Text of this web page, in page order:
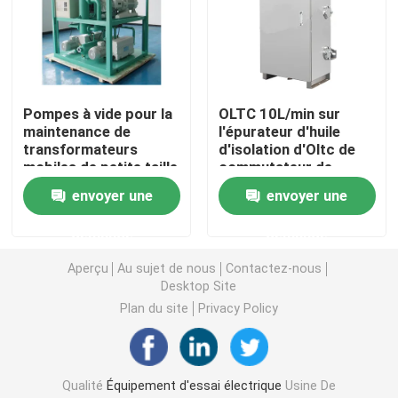
Équipement d'essai d'huile
équipement de test à haute tension
Équipement d'essai des transformateurs
équipement d'essai de câble
Équipement d'essai de batterie
Caméra d'inspection de forage
Pompes à vide pour la
maintenance de
transformateurs
mobiles de petite taille
envoyer une
OLTC 10L/min sur
l'épurateur d'huile
d'isolation d'Oltc de
commutateur de
robinet de charge
envoyer une
Aperçu Au sujet de nous
Contactez-nous
Desktop Site
Plan du site
Privacy Policy
Qualité Équipement d'essai électrique Usine De